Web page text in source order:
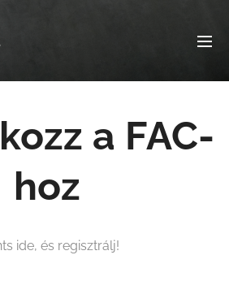
a FAC-
hoz
ide, és regisztrálj!